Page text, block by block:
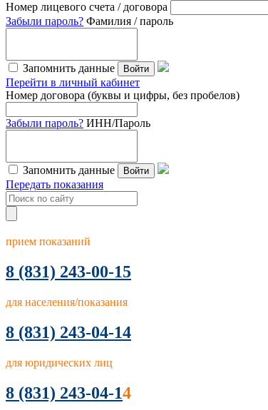
Номер лицевого счета / договора
Забыли пароль? Фамилия / пароль
Запомнить данные Войти
Перейти в личный кабинет
Номер договора (буквы и цифры, без пробелов)
Забыли пароль? ИНН/Пароль
Запомнить данные Войти
Передать показания
прием показаний
8 (831) 243-00-15
для населения/показания
8 (831) 243-04-14
для юридических лиц
8 (831) 243-04-14